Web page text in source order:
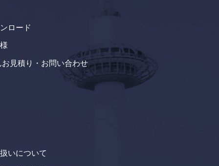
ロード
見積り・お問い合わせ
いについて